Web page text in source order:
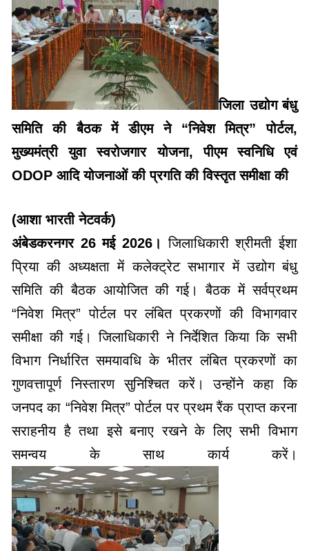
जिला उद्योग बंधु
समिति की बैठक में डीएम ने “निवेश मित्र” पोर्टल,
मुख्यमंत्री युवा स्वरोजगार योजना, पीएम स्वनिधि एवं
ODOP आदि योजनाओं की प्रगति की विस्तृत समीक्षा की
(आशा भारती नेटवर्क)
अंबेडकरनगर 26 मई 2026। जिलाधिकारी श्रीमती ईशा
प्रिया की अध्यक्षता में कलेक्ट्रेट सभागार में उद्योग बंधु
समिति की बैठक आयोजित की गई। बैठक में सर्वप्रथम
“निवेश मित्र” पोर्टल पर लंबित प्रकरणों की विभागवार
समीक्षा की गई। जिलाधिकारी ने निर्देशित किया कि सभी
विभाग निर्धारित समयावधि के भीतर लंबित प्रकरणों का
गुणवत्तापूर्ण निस्तारण सुनिश्चित करें। उन्होंने कहा कि
जनपद का “निवेश मित्र” पोर्टल पर प्रथम रैंक प्राप्त करना
सराहनीय है तथा इसे बनाए रखने के लिए सभी विभाग
समन्वय के साथ कार्य करें।